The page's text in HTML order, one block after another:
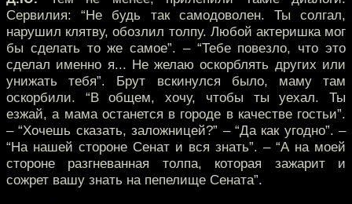
Сервилия: “Не будь так самодоволен. Ты солгал,
нарушил клятву, обозлил толпу. Любой актеришка мог
бы сделать то же самое”. – “Тебе повезло, что это
сделал именно я... Не желаю оскорблять других или
унижать тебя”. Брут вскинулся было, маму там
оскорбили. “В общем, хочу, чтобы ты уехал. Ты
езжай, а мама останется в городе в качестве гостьи”.
– “Хочешь сказать, заложницей?” – “Да как угодно”. –
“На нашей стороне Сенат и вся знать”. – “А на моей
стороне разгневанная толпа, которая зажарит и
сожрет вашу знать на пепелище Сената”.